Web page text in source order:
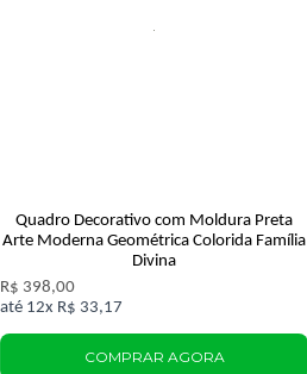
Quadro Decorativo com Moldura Preta
Arte Moderna Geométrica Colorida Família
Divina
R$ 398,00
12x R$ 33,17
COMPRAR AGORA